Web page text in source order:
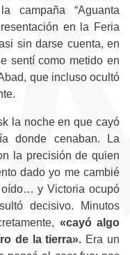
campaña “Aguanta
en la Feria
sin darse cuenta, en
sentí como metido en
que incluso ocultó
la noche en que cayó
donde cenaban. La
la precisión de quien
dado yo me cambié
y Victoria ocupó
decisivo. Minutos
«cayó algo
de la tierra». Era un